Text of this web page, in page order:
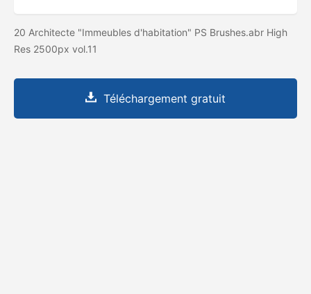
20 Architecte "Immeubles d'habitation" PS Brushes.abr High
Res 2500px vol.11
Téléchargement gratuit